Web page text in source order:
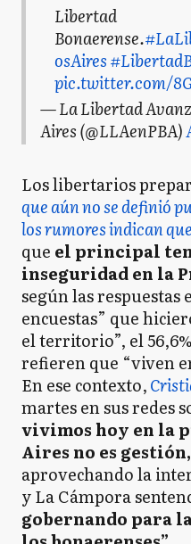
Libertad
Bonaerense.
osAires
pic.twitter.com/
— La Libertad
Aires (@LLAenPBA)
Los libertarios
que aún no se definió
los rumores indican
que el principal
inseguridad en la
según las respuestas
encuestas” que
el territorio”, el
refieren que “viven
En ese contexto,
martes en sus redes
vivimos hoy en la
Aires no es
aprovechando la
y La Cámpora
gobernando para